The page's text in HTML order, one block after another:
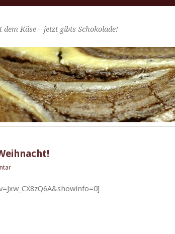
dem Käse – jetzt gibts Schokolade!